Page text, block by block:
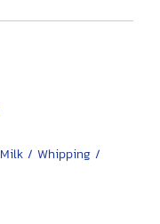
Milk / Whipping /